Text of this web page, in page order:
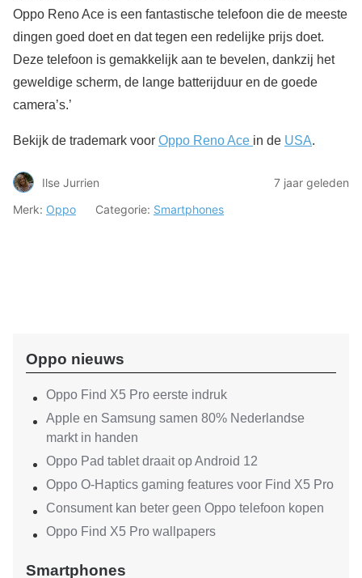
Oppo Reno Ace is een fantastische telefoon die de meeste
dingen goed doet en dat tegen een redelijke prijs doet.
Deze telefoon is gemakkelijk aan te bevelen, dankzij het
geweldige scherm, de lange batterijduur en de goede
camera’s.’
Bekijk de trademark voor Oppo Reno Ace in de USA.
Ilse Jurrien
7 jaar geleden
Merk: Oppo Categorie: Smartphones
Oppo nieuws
Oppo Find X5 Pro eerste indruk
Apple en Samsung samen 80% Nederlandse
markt in handen
Oppo Pad tablet draait op Android 12
Oppo O-Haptics gaming features voor Find X5 Pro
Consument kan beter geen Oppo telefoon kopen
Oppo Find X5 Pro wallpapers
Smartphones